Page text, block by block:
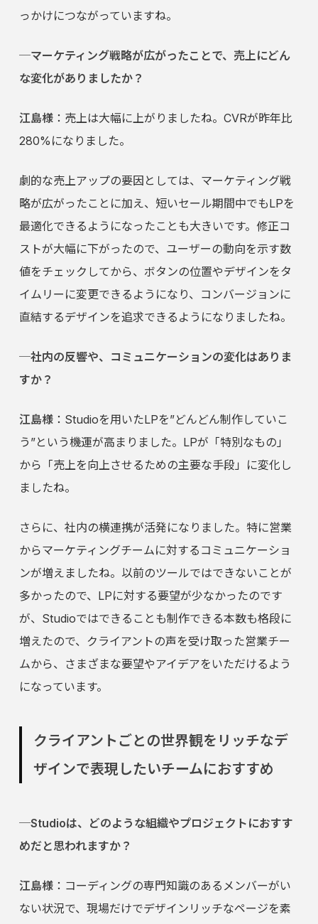
っかけにつながっていますね。
─マーケティング戦略が広がったことで、売上にどん
な変化がありましたか？
江島様：売上は大幅に上がりましたね。CVRが昨年比
280%になりました。
劇的な売上アップの要因としては、マーケティング戦
略が広がったことに加え、短いセール期間中でもLPを
最適化できるようになったことも大きいです。修正コ
ストが大幅に下がったので、ユーザーの動向を示す数
値をチェックしてから、ボタンの位置やデザインをタ
イムリーに変更できるようになり、コンバージョンに
直結するデザインを追求できるようになりましたね。
─社内の反響や、コミュニケーションの変化はありま
すか？
江島様：Studioを用いたLPを”どんどん制作していこ
う”という機運が高まりました。LPが「特別なもの」
から「売上を向上させるための主要な手段」に変化し
ましたね。
さらに、社内の横連携が活発になりました。特に営業
からマーケティングチームに対するコミュニケーショ
ンが増えましたね。以前のツールではできないことが
多かったので、LPに対する要望が少なかったのです
が、Studioではできることも制作できる本数も格段に
増えたので、クライアントの声を受け取った営業チー
ムから、さまざまな要望やアイデアをいただけるよう
になっています。
クライアントごとの世界観をリッチなデ
ザインで表現したいチームにおすすめ
─Studioは、どのような組織やプロジェクトにおすす
めだと思われますか？
江島様：コーディングの専門知識のあるメンバーがい
ない状況で、現場だけでデザインリッチなページを素